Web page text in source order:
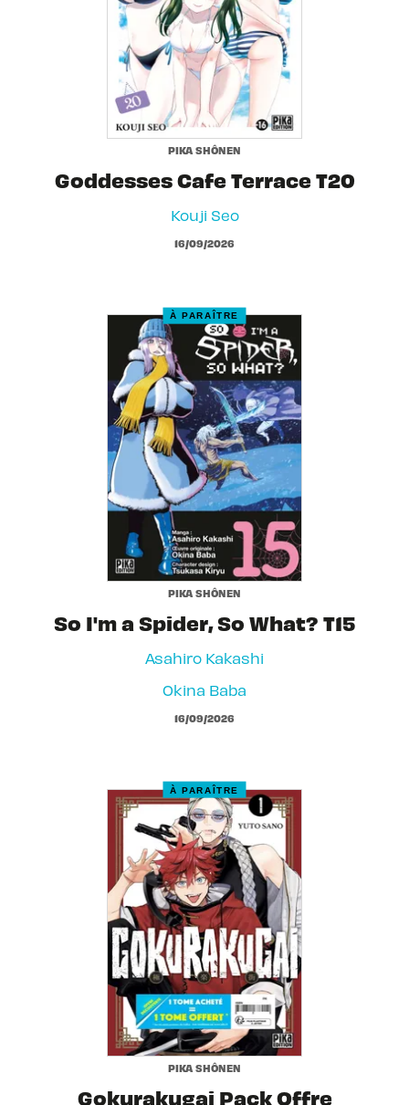
PIKA SHÔNEN
Goddesses Cafe Terrace T20
Kouji Seo
16/09/2026
À PARAÎTRE
PIKA SHÔNEN
So I'm a Spider, So What? T15
Asahiro Kakashi
Okina Baba
16/09/2026
À PARAÎTRE
PIKA SHÔNEN
Gokurakugai Pack Offre